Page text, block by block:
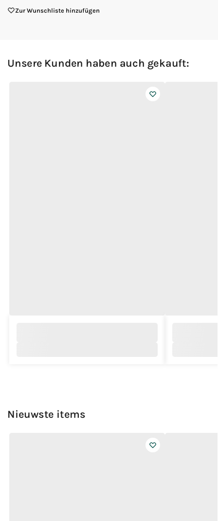
Zur Wunschliste hinzufügen
Unsere Kunden haben auch gekauft:
Nieuwste items